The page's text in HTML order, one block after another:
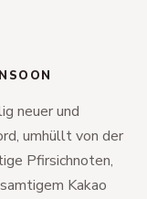
neuer und
umhüllt von der
Pfirsichnoten,
Kakao